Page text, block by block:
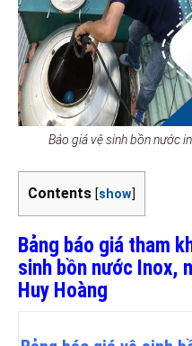
Báo giá vệ sinh bồn nước
Contents [show]
Bảng báo giá tham
sinh bồn nước Inox,
Huy Hoàng